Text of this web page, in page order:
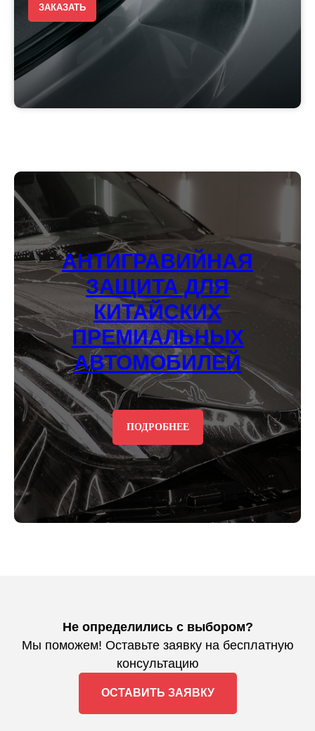
ЗАКАЗАТЬ
АНТИГРАВИЙНАЯ
ЗАЩИТА ДЛЯ
КИТАЙСКИХ
ПРЕМИАЛЬНЫХ
АВТОМОБИЛЕЙ
ПОДРОБНЕЕ
Не определились с выбором?
Мы поможем! Оставьте заявку на бесплатную
консультацию
ОСТАВИТЬ ЗАЯВКУ